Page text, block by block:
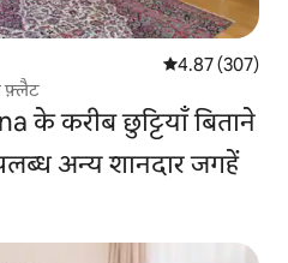
औसत रेटिंग 5 में से
4.87 (307)
फ़्लैट
के करीब छुट्टियाँ बिताने
अन्य शानदार जगहें